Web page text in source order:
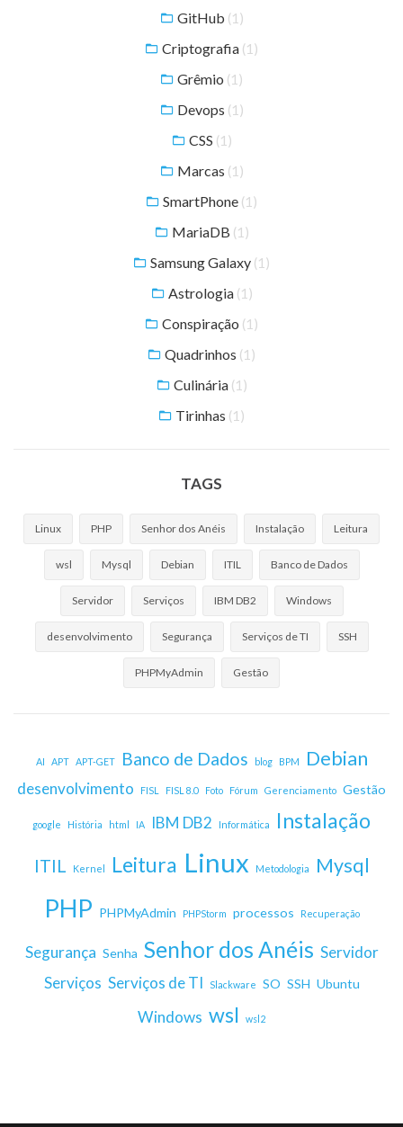
GitHub (1)
Criptografia (1)
Grêmio (1)
Devops (1)
CSS (1)
Marcas (1)
SmartPhone (1)
MariaDB (1)
Samsung Galaxy (1)
Astrologia (1)
Conspiração (1)
Quadrinhos (1)
Culinária (1)
Tirinhas (1)
TAGS
Linux PHP Senhor dos Anéis Instalação Leitura
wsl Mysql Debian ITIL Banco de Dados
Servidor Serviços IBM DB2 Windows
desenvolvimento Segurança Serviços de TI SSH
PHPMyAdmin Gestão
AI APT APT-GET Banco de Dados blog BPM Debian
desenvolvimento FISL FISL 8.0 Foto Fórum Gerenciamento Gestão
google História html IA IBM DB2 Informática Instalação
ITIL Kernel Leitura Linux Metodologia Mysql
PHP PHPMyAdmin PHPStorm processos Recuperação
Segurança Senha Senhor dos Anéis Servidor
Serviços Serviços de TI Slackware SO SSH Ubuntu
Windows wsl wsl2